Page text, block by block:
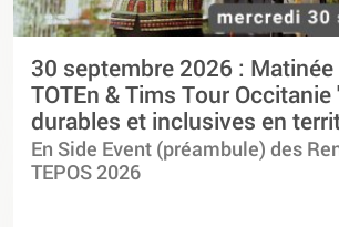
30 septembre 2026 : Matinée
TOTEn & Tims Tour
durables et inclusives en
En Side Event (préambule) des
TEPOS 2026